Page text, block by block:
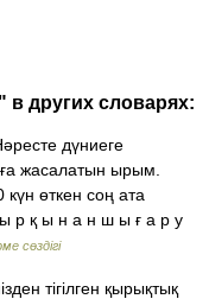
в других словарях:
дүниеге
жасалатын ырым.
күн өткен соң ата
ы р қ ы н а н ш ы ғ а р у
сөздігі
тігілген қырықтық